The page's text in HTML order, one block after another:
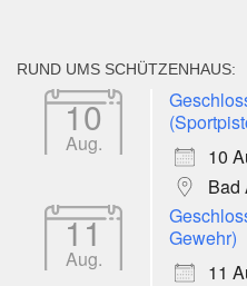
RUND UMS SCHÜTZENHAUS:
10
Aug.
10
Bad
11
Aug.
Gewehr)
11